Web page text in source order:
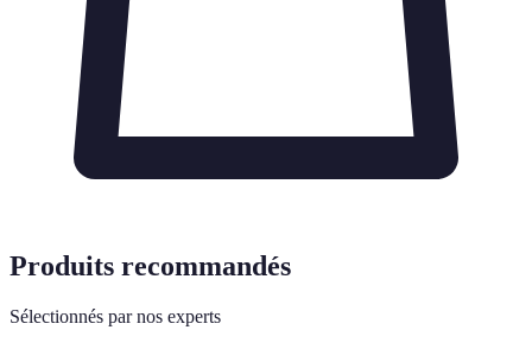
Produits recommandés
Sélectionnés par nos experts